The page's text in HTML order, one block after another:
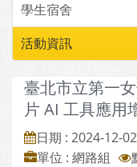
學生宿舍
活動資訊
臺北市立第一
片 AI 工具應用
日期 : 2024-12-02
單位 : 網路組